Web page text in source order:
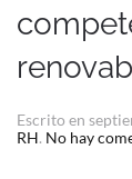
Escrito en
RH. No hay